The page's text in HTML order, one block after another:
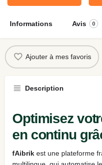
Informations Avis 0
Ajouter à mes favoris
Description
Optimisez
en continu
fAibrik est une plateforme